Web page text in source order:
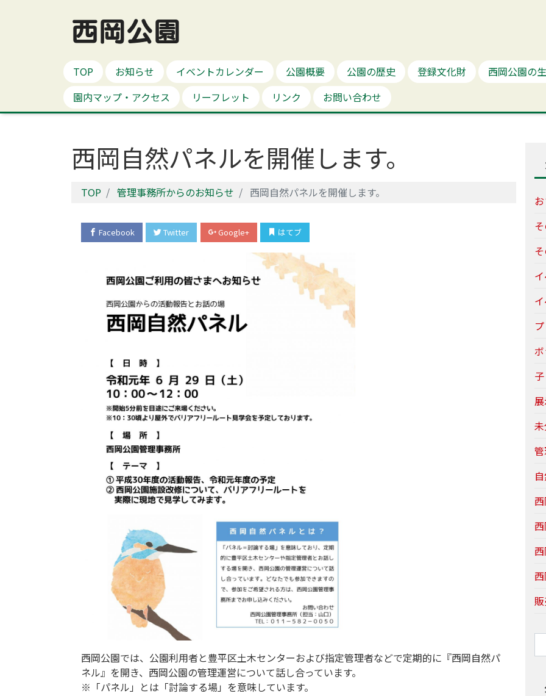
西岡公園
TOP お知らせ イベントカレンダー 公園概要 公園の歴史 登録文化財
西岡公園の
園内マップ・アクセス
リーフレット リンク お問い合わせ
西岡自然パネルを開催します。
TOP 管理事務所からのお知らせ 西岡自然パネルを開催します。
Facebook Twitter Google+ はてブ
西岡公園では、公園利用者と豊平区土木センターおよび指定管理者などで定期的に『西岡自然パ
ネル』を開き、西岡公園の管理運営について話し合っています。
※「パネル」とは「討論する場」を意味しています。